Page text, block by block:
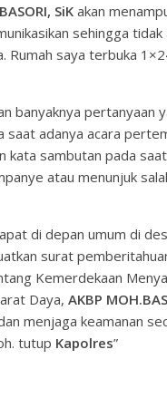
SiK akan
sehingga tidak
Rumah saya terbuka
banyaknya pertanyaan
adanya acara
kata sambutan pada
atau menunjuk
di depan umum di
surat
Kemerdekaan
Daya, AKBP
menjaga keamanan
tutup Kapolres”